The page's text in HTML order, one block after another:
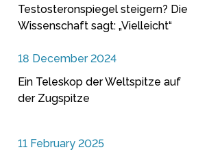
Testosteronspiegel steigern? Die
Wissenschaft sagt: „Vielleicht“
18 December 2024
Ein Teleskop der Weltspitze auf
der Zugspitze
11 February 2025